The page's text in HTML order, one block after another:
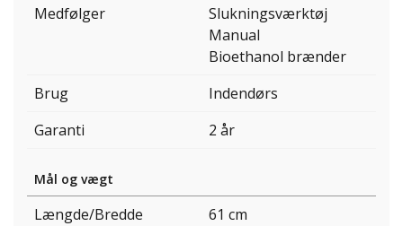
Medfølger
Slukningsværktøj
Manual
Bioethanol brænder
Brug
Indendørs
Garanti
2 år
Mål og vægt
Længde/Bredde
61 cm